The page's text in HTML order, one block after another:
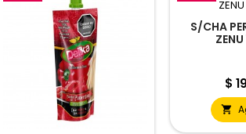
S/CHA
$
